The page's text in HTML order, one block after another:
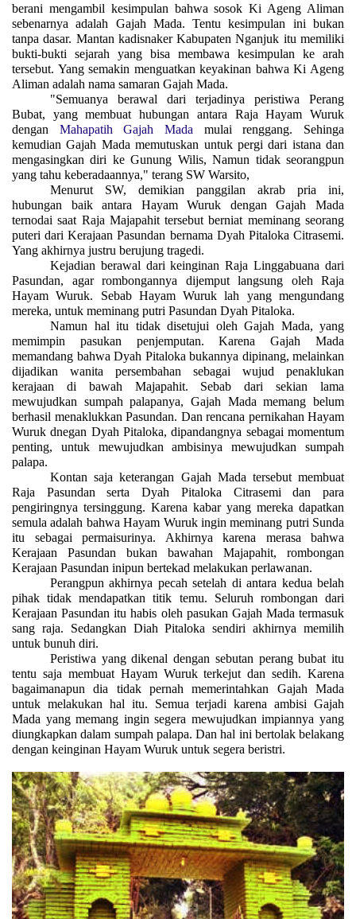
berani mengambil kesimpulan bahwa sosok Ki Ageng Aliman
sebenarnya adalah Gajah Mada. Tentu kesimpulan ini bukan
tanpa dasar. Mantan kadisnaker Kabupaten Nganjuk itu memiliki
bukti-bukti sejarah yang bisa membawa kesimpulan ke arah
tersebut. Yang semakin menguatkan keyakinan bahwa Ki Ageng
Aliman adalah nama samaran Gajah Mada.
"Semuanya berawal dari terjadinya peristiwa Perang
Bubat, yang membuat hubungan antara Raja Hayam Wuruk
dengan Mahapatih Gajah Mada mulai renggang. Sehinga
kemudian Gajah Mada memutuskan untuk pergi dari istana dan
mengasingkan diri ke Gunung Wilis, Namun tidak seorangpun
yang tahu keberadaannya," terang SW Warsito,
Menurut SW, demikian panggilan akrab pria ini,
hubungan baik antara Hayam Wuruk dengan Gajah Mada
ternodai saat Raja Majapahit tersebut berniat meminang seorang
puteri dari Kerajaan Pasundan bernama Dyah Pitaloka Citrasemi.
Yang akhirnya justru berujung tragedi.
Kejadian berawal dari keinginan Raja Linggabuana dari
Pasundan, agar rombongannya dijemput langsung oleh Raja
Hayam Wuruk. Sebab Hayam Wuruk lah yang mengundang
mereka, untuk meminang putri Pasundan Dyah Pitaloka.
Namun hal itu tidak disetujui oleh Gajah Mada, yang
memimpin pasukan penjemputan. Karena Gajah Mada
memandang bahwa Dyah Pitaloka bukannya dipinang, melainkan
dijadikan wanita persembahan sebagai wujud penaklukan
kerajaan di bawah Majapahit. Sebab dari sekian lama
mewujudkan sumpah palapanya, Gajah Mada memang belum
berhasil menaklukkan Pasundan. Dan rencana pernikahan Hayam
Wuruk dnegan Dyah Pitaloka, dipandangnya sebagai momentum
penting, untuk mewujudkan ambisinya mewujudkan sumpah
palapa.
Kontan saja keterangan Gajah Mada tersebut membuat
Raja Pasundan serta Dyah Pitaloka Citrasemi dan para
pengiringnya tersinggung. Karena kabar yang mereka dapatkan
semula adalah bahwa Hayam Wuruk ingin meminang putri Sunda
itu sebagai permaisurinya. Akhirnya karena merasa bahwa
Kerajaan Pasundan bukan bawahan Majapahit, rombongan
Kerajaan Pasundan inipun bertekad melakukan perlawanan.
Perangpun akhirnya pecah setelah di antara kedua belah
pihak tidak mendapatkan titik temu. Seluruh rombongan dari
Kerajaan Pasundan itu habis oleh pasukan Gajah Mada termasuk
sang raja. Sedangkan Diah Pitaloka sendiri akhirnya memilih
untuk bunuh diri.
Peristiwa yang dikenal dengan sebutan perang bubat itu
tentu saja membuat Hayam Wuruk terkejut dan sedih. Karena
bagaimanapun dia tidak pernah memerintahkan Gajah Mada
untuk melakukan hal itu. Semua terjadi karena ambisi Gajah
Mada yang memang ingin segera mewujudkan impiannya yang
diungkapkan dalam sumpah palapa. Dan hal ini bertolak belakang
dengan keinginan Hayam Wuruk untuk segera beristri.